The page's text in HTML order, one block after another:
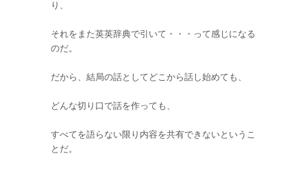
り、
それをまた英英辞典で引いて・・・って感じになる
のだ。
だから、結局の話としてどこから話し始めても、
どんな切り口で話を作っても、
すべてを語らない限り内容を共有できないというこ
とだ。